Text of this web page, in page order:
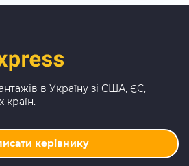
в Україну зі США, ЄС,
країн.
керівнику